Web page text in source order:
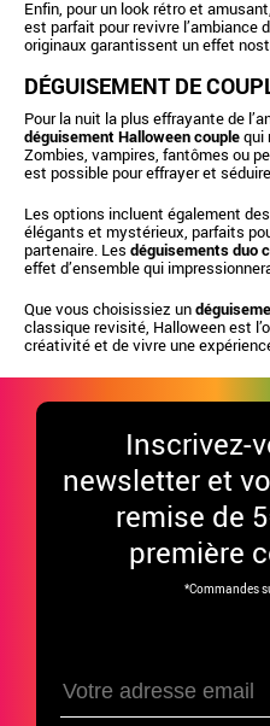
Enfin, pour un look rétro et
est parfait pour revivre l’ambiance
originaux garantissent un effet
DÉGUISEMENT DE
Pour la nuit la plus effrayante de
déguisement Halloween couplequi
Zombies, vampires, fantômes ou
est possible pour effrayer et
Les options incluent également des
élégants et mystérieux, parfaits
partenaire. Les déguisements duo
effet d’ensemble qui
Que vous choisissiez un
classique revisité, Halloween est
créativité et de vivre une
Inscrivez-
newsletter et
remise de
première
*Commandes